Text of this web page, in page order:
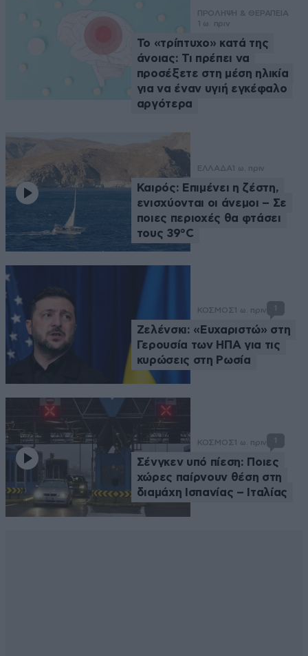
ΠΡΟΛΗΨΗ & ΘΕΡΑΠΕΙΑ
1 ω. πριν
Το «τρίπτυχο» κατά της
άνοιας: Τι πρέπει να
προσέξετε στη μέση ηλικία
για να έναν υγιή εγκέφαλο
αργότερα
ΕΛΛΑΔΑ 1 ω. πριν
Καιρός: Επιμένει η ζέστη,
ενισχύονται οι άνεμοι – Σε
ποιες περιοχές θα φτάσει
τους 39°C
ΚΟΣΜΟΣ 1 ω. πριν 1
Ζελένσκι: «Ευχαριστώ» στη
Γερουσία των ΗΠΑ για τις
κυρώσεις στη Ρωσία
ΚΟΣΜΟΣ 1 ω. πριν 1
Σένγκεν υπό πίεση: Ποιες
χώρες παίρνουν θέση στη
διαμάχη Ισπανίας – Ιταλίας